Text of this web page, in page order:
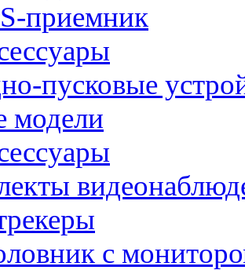
приемник
пусковые
модели
с